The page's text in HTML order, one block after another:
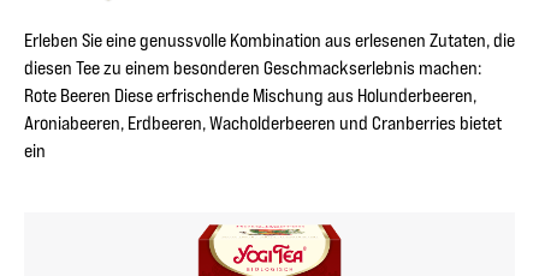
Erleben Sie eine genussvolle Kombination aus erlesenen Zutaten, die
diesen Tee zu einem besonderen Geschmackserlebnis machen:
Rote Beeren Diese erfrischende Mischung aus Holunderbeeren,
Aroniabeeren, Erdbeeren, Wacholderbeeren und Cranberries bietet
ein
Bildergalerie überspringen